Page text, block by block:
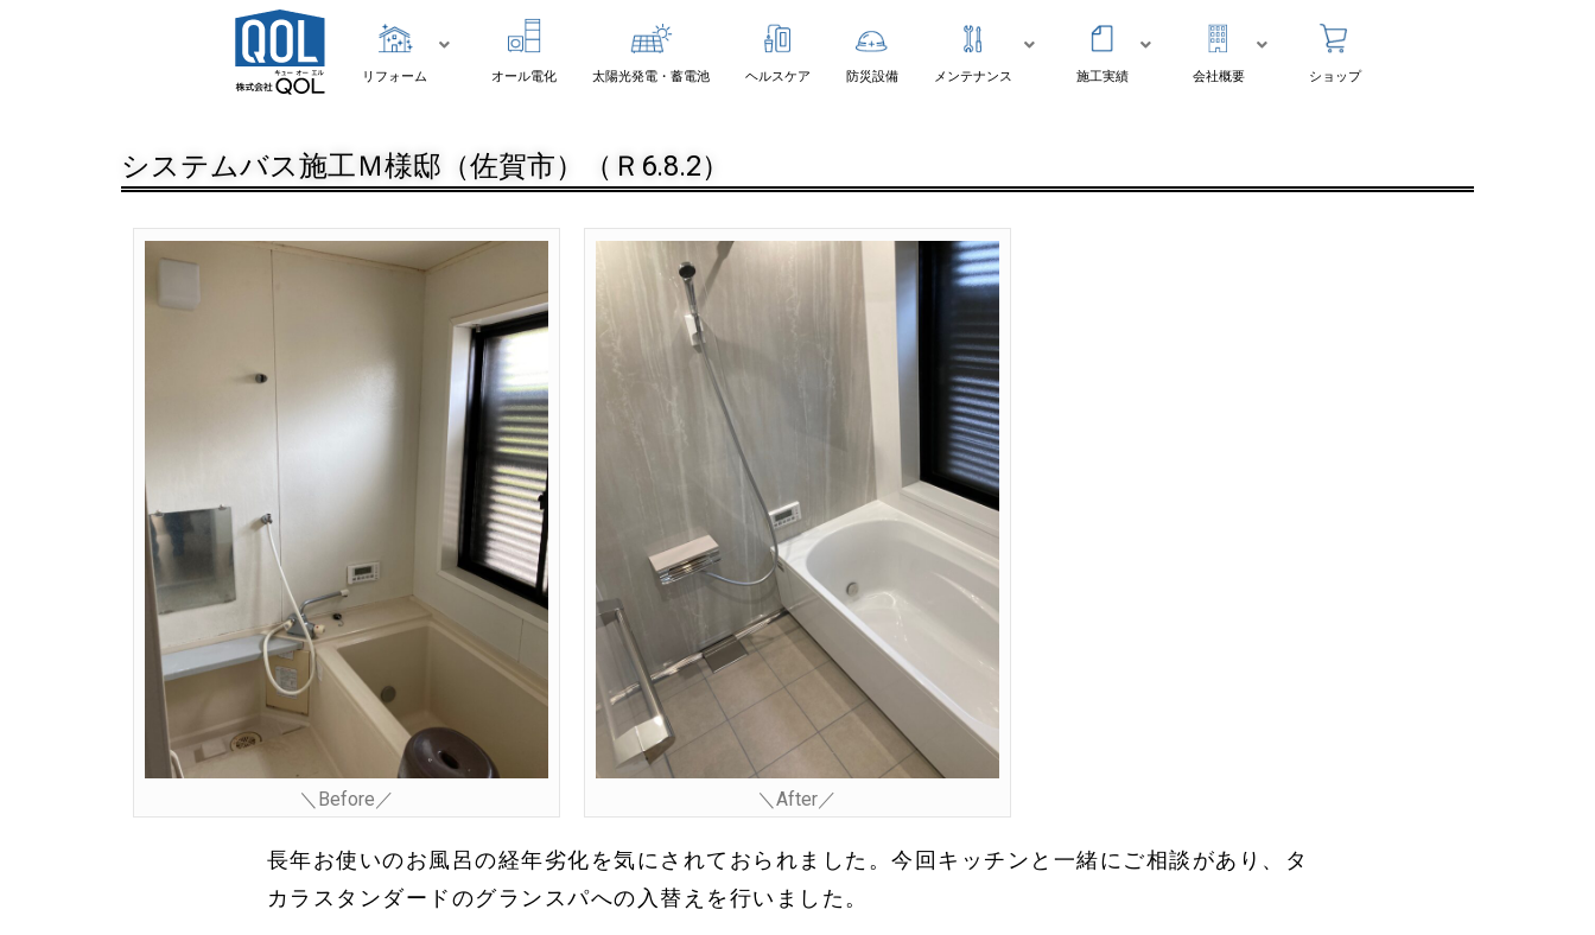
リフォーム オール電化 太陽光発電・蓄電池 ヘルスケア 防災設備 メンテナンス 施工実績 会社概要 ショップ
システムバス施工Ｍ様邸（佐賀市）（Ｒ6.8.2）
＼Before／ ＼After／
長年お使いのお風呂の経年劣化を気にされておられました。今回キッチンと一緒にご相談があり、タ
カラスタンダードのグランスパへの入替えを行いました。